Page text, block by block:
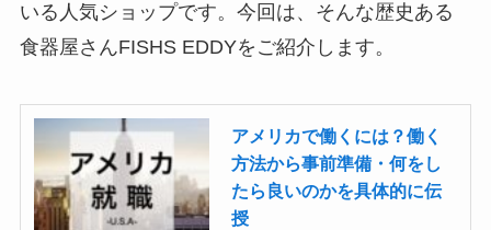
いる人気ショップです。今回は、そんな歴史ある
食器屋さんFISHS EDDYをご紹介します。
アメリカで働くには？働く
方法から事前準備・何をし
たら良いのかを具体的に伝
授